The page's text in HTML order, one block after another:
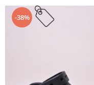
-38%